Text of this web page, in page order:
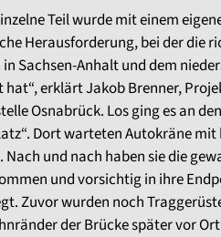
Teil wurde mit einem
Herausforderung, bei der die
in Sachsen-Anhalt und dem
hat“, erklärt Jakob Brenner,
Osnabrück. Los ging es an
Dort warteten Autokräne mit
Nach und nach haben sie die
und vorsichtig in ihre
Zuvor wurden noch
der Brücke später vor